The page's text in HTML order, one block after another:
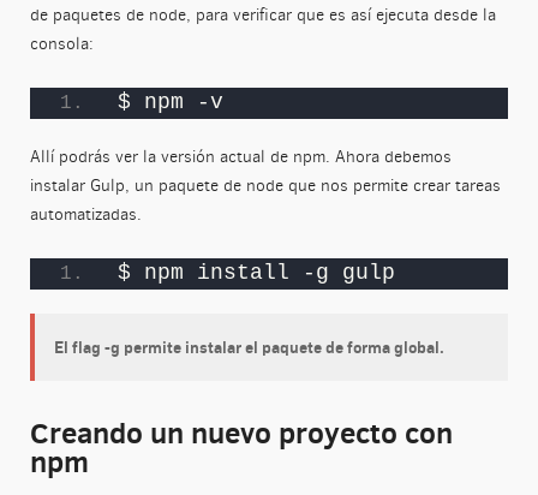
de paquetes de node, para verificar que es así ejecuta desde la
consola:
$ npm -v
Allí podrás ver la versión actual de npm. Ahora debemos
instalar Gulp, un paquete de node que nos permite crear tareas
automatizadas.
$ npm install -g gulp
El flag -g permite instalar el paquete de forma global.
Creando un nuevo proyecto con
npm